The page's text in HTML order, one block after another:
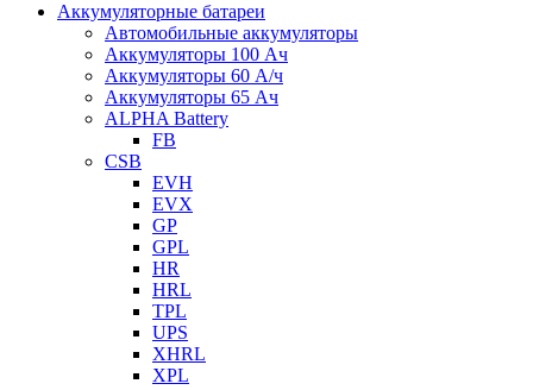
Аккумуляторные батареи
Автомобильные аккумуляторы
Аккумуляторы 100 Ач
Аккумуляторы 60 А/ч
Аккумуляторы 65 Ач
ALPHA Battery
FB
CSB
EVH
EVX
GP
GPL
HR
HRL
TPL
UPS
XHRL
XPL